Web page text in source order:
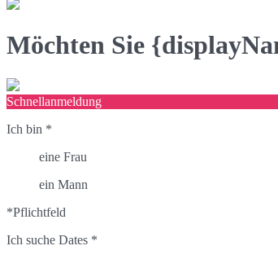
Möchten Sie
Schnellanmeldung
Ich bin *
eine Frau
ein Mann
*Pflichtfeld
Ich suche Dates *